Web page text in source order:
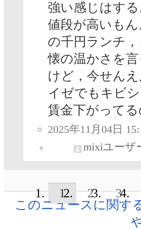
強い感じはす
値段が高いも
の千円ランチ
懐の温かさを
けど，今せん
イゼでもキビシ
賃金下がってる
2025年11月04日
mixiユーザ
1 2 3
このニュースに関す